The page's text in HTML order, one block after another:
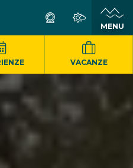
MENU
VACANZE